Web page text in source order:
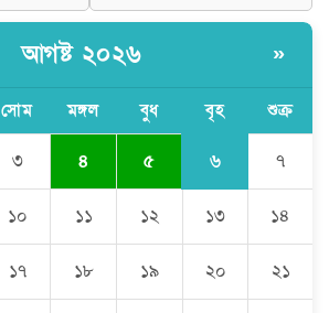
ঘণ্টার পর ঘণ্টা বিদ্যুৎহীন মৌলভীবাজার:
বিশ্বনাথে ‘প্রবাসী ওয়েলফেয়ার
এসোসিয়েশন’র পক্ষ থেকে নগদ অর্থ বিতরণ
মন্ত্রীর নাম ভাঙিয়ে তদবির বাণিজ্য মোংলায়
আগষ্ট ২০২৬ »
সোম মঙ্গল বুধ বৃহ শুক্র
৩ ৪ ৫ ৬ ৭
১০ ১১ ১২ ১৩ ১৪
১৭ ১৮ ১৯ ২০ ২১